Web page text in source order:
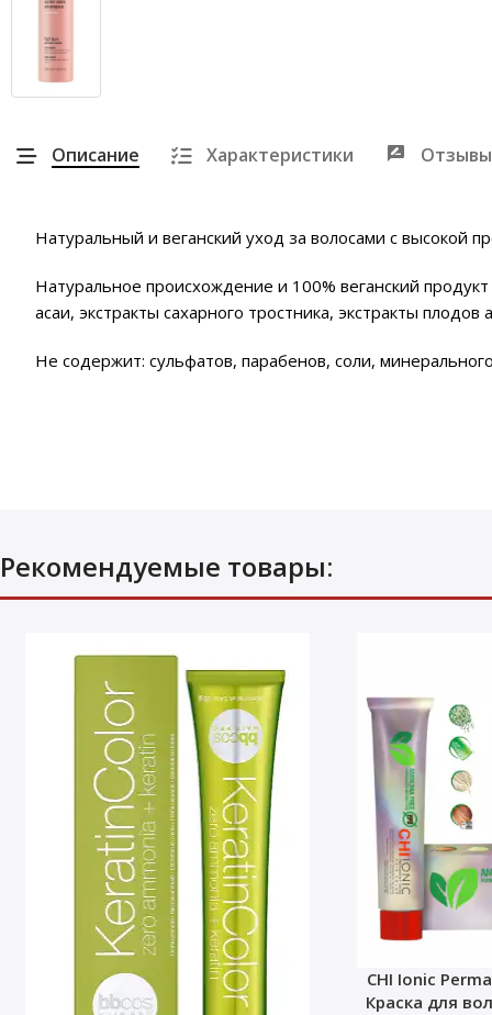
Описание Характеристики
Натуральный и веганский уход за волосами с
Натуральное происхождение и 100% веганский
асаи, экстракты сахарного тростника, экстракты
Не содержит: сульфатов, парабенов, соли,
Рекомендуемые товары:
CHI Ionic
Краска для